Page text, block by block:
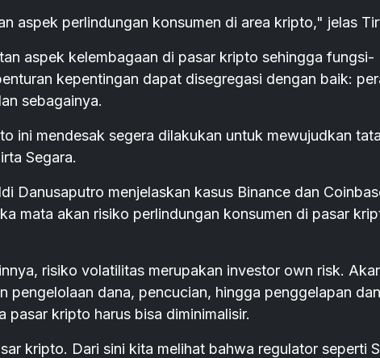
aspek perlindungan konsumen di area kripto," jelas
aspek kelembagaan di pasar kripto sehingga fungsi-
kepentingan dapat disegregasi dengan baik:
sebagainya.
ini mendesak segera dilakukan untuk mewujudkan tata
Segara.
Danusaputro menjelaskan kasus Binance dan
mata akan risiko perlindungan konsumen di pasar
risiko volatilitas merupakan investor own risk.
pengelolaan dana, pencucian, hingga penggelapan
kripto harus bisa diminimalisir.
kripto. Dari sini kita melihat bahwa regulator seperti